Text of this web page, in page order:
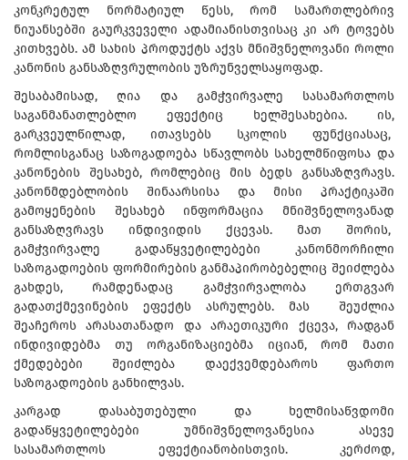
კონკრეტულ ნორმატიულ წესს, რომ სამართლებრივ
ნიუანსებში გაურკვეველი ადამიანისთვისაც კი არ ტოვებს
კითხვებს. ამ სახის პროდუქტს აქვს მნიშვნელოვანი როლი
კანონის განსაზღვრულობის უზრუნველსაყოფად.
შესაბამისად, ღია და გამჭვირვალე სასამართლოს
საგანმანათლებლო ეფექტიც ხელშესახებია. ის,
გარკვეულწილად, ითავსებს სკოლის ფუნქციასაც,
რომლისგანაც საზოგადოება სწავლობს სახელმწიფოსა და
კანონების შესახებ, რომლებიც მის ბედს განსაზღვრავს.
კანონმდებლობის შინაარსისა და მისი პრაქტიკაში
გამოყენების შესახებ ინფორმაცია მნიშვნელოვანად
განსაზღვრავს ინდივიდის ქცევას. მათ შორის,
გამჭვირვალე გადაწყვეტილებები კანონმორჩილი
საზოგადოების ფორმირების განმაპირობებელიც შეიძლება
გახდეს, რამდენადაც გამჭვირვალობა ერთგვარ
გადათქმევინების ეფექტს ასრულებს. მას შეუძლია
შეაჩეროს არასათანადო და არაეთიკური ქცევა, რადგან
ინდივიდებმა თუ ორგანიზაციებმა იციან, რომ მათი
ქმედებები შეიძლება დაექვემდებაროს ფართო
საზოგადოების განხილვას.
კარგად დასაბუთებული და ხელმისაწვდომი
გადაწყვეტილებები უმნიშვნელოვანესია ასევე
სასამართლოს ეფექტიანობისთვის. კერძოდ,